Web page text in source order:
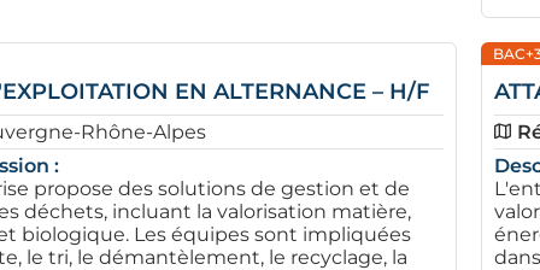
EN ALTERNANCE – H/F
Rhône-Alpes
:
propose des solutions de gestion et de
déchets, incluant la valorisation matière,
biologique. Les équipes sont impliquées
le tri, le démantèlement, le recyclage, la